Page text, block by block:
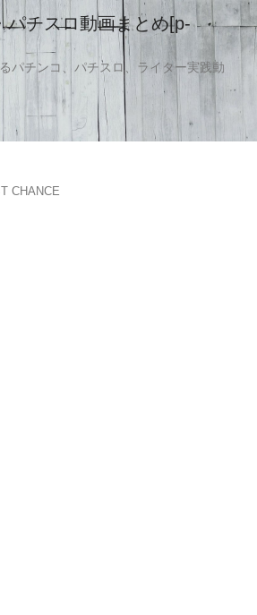
パチスロ動画まとめ[p-
パチンコ、パチスロ、ライター実践動
CHANCE